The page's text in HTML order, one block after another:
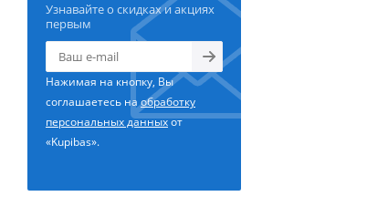
Узнавайте о скидках и акциях
первым
Нажимая на кнопку, Вы
соглашаетесь наобработку
персональных данныхот
«Kupibas».